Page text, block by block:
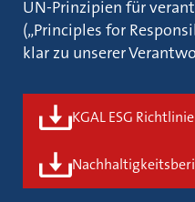
UN-Prinzipien für
(„Principles for
klar zu unserer
KGAL ESG Richtlinie